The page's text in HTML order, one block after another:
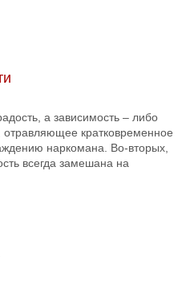
а зависимость – либо
кратковременное
наркомана. Во-вторых,
всегда замешана на